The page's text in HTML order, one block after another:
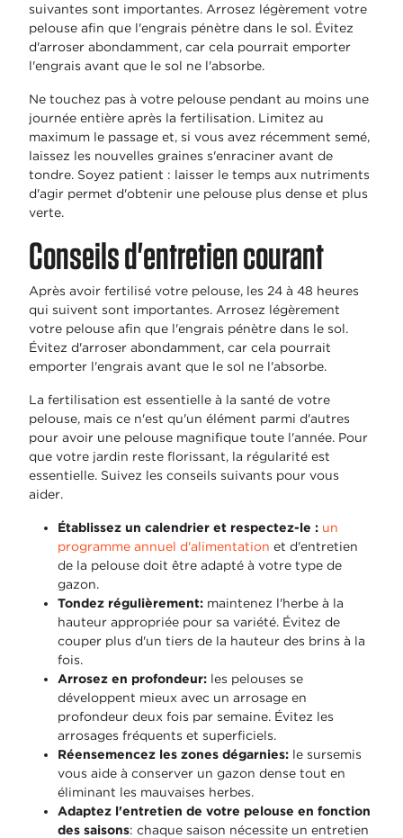
suivantes sont importantes. Arrosez légèrement votre
pelouse afin que l'engrais pénètre dans le sol. Évitez
d'arroser abondamment, car cela pourrait emporter
l'engrais avant que le sol ne l'absorbe.
Ne touchez pas à votre pelouse pendant au moins une
journée entière après la fertilisation. Limitez au
maximum le passage et, si vous avez récemment semé,
laissez les nouvelles graines s'enraciner avant de
tondre. Soyez patient : laisser le temps aux nutriments
d'agir permet d'obtenir une pelouse plus dense et plus
verte.
Conseils d'entretien courant
Après avoir fertilisé votre pelouse, les 24 à 48 heures
qui suivent sont importantes. Arrosez légèrement
votre pelouse afin que l'engrais pénètre dans le sol.
Évitez d'arroser abondamment, car cela pourrait
emporter l'engrais avant que le sol ne l'absorbe.
La fertilisation est essentielle à la santé de votre
pelouse, mais ce n'est qu'un élément parmi d'autres
pour avoir une pelouse magnifique toute l'année. Pour
que votre jardin reste florissant, la régularité est
essentielle. Suivez les conseils suivants pour vous
aider.
Établissez un calendrier et respectez-le : un
programme annuel d'alimentation et d'entretien
de la pelouse doit être adapté à votre type de
gazon.
Tondez régulièrement: maintenez l'herbe à la
hauteur appropriée pour sa variété. Évitez de
couper plus d'un tiers de la hauteur des brins à la
fois.
Arrosez en profondeur: les pelouses se
développent mieux avec un arrosage en
profondeur deux fois par semaine. Évitez les
arrosages fréquents et superficiels.
Réensemencez les zones dégarnies: le sursemis
vous aide à conserver un gazon dense tout en
éliminant les mauvaises herbes.
Adaptez l'entretien de votre pelouse en fonction
des saisons: chaque saison nécessite un entretien